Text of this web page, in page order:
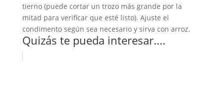
tierno (puede cortar un trozo más grande por la
mitad para verificar que esté listo). Ajuste el
condimento según sea necesario y sirva con arroz.
Quizás te pueda interesar....